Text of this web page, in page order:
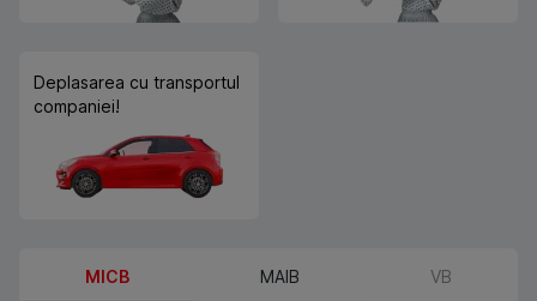
Deplasarea cu transportul
companiei!
MICB MAIB VB